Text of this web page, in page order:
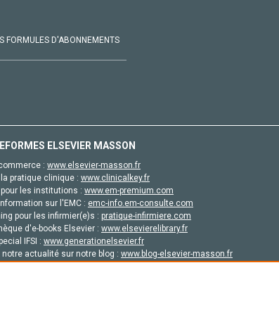
FORMULES D'ABONNEMENTS
ELSEVIER MASSON
: www.elsevier-masson.fr
pratique clinique : www.clinicalkey.fr
pour les institutions : www.em-premium.com
sur l'EMC : emc-info.em-consulte.com
pour les infirmier(e)s : pratique-infirmiere.com
d'e-books Elsevier : www.elsevierelibrary.fr
IFSI : www.generationelsevier.fr
notre actualité sur notre blog : www.blog-elsevier-masson.fr